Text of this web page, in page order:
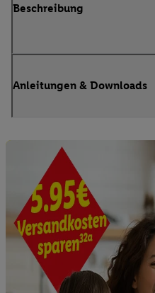
Beschreibung
Anleitungen & Downloads